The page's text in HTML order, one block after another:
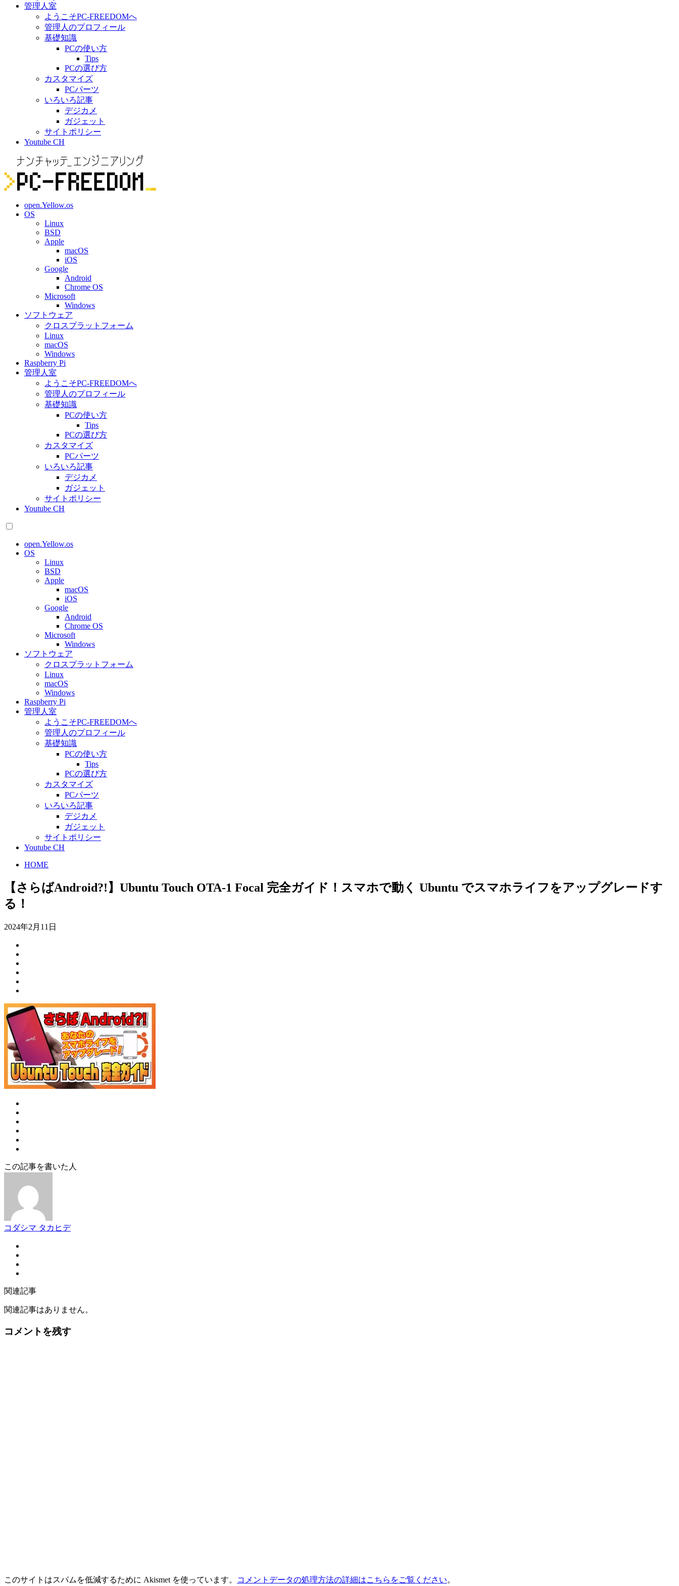
管理人室
ようこそPC-FREEDOMへ
管理人のプロフィール
基礎知識
PCの使い方
Tips
PCの選び方
カスタマイズ
PCパーツ
いろいろ記事
デジカメ
ガジェット
サイトポリシー
Youtube CH
open.Yellow.os
OS
Linux
BSD
Apple
macOS
iOS
Google
Android
Chrome OS
Microsoft
Windows
ソフトウェア
クロスプラットフォーム
Linux
macOS
Windows
Raspberry Pi
管理人室
ようこそPC-FREEDOMへ
管理人のプロフィール
基礎知識
PCの使い方
Tips
PCの選び方
カスタマイズ
PCパーツ
いろいろ記事
デジカメ
ガジェット
サイトポリシー
Youtube CH
open.Yellow.os
OS
Linux
BSD
Apple
macOS
iOS
Google
Android
Chrome OS
Microsoft
Windows
ソフトウェア
クロスプラットフォーム
Linux
macOS
Windows
Raspberry Pi
管理人室
ようこそPC-FREEDOMへ
管理人のプロフィール
基礎知識
PCの使い方
Tips
PCの選び方
カスタマイズ
PCパーツ
いろいろ記事
デジカメ
ガジェット
サイトポリシー
Youtube CH
HOME
【さらばAndroid?!】Ubuntu Touch OTA-1 Focal 完全ガイド！スマホで動く Ubuntu でスマホライフをアップグレードす
る！
2024年2月11日
この記事を書いた人
コダシマ タカヒデ
関連記事
関連記事はありません。
コメントを残す
このサイトはスパムを低減するために Akismet を使っています。 コメントデータの処理方法の詳細はこちらをご覧ください。